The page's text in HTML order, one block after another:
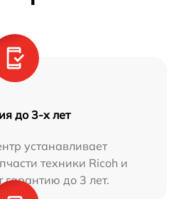
до 3-х лет
устанавливает
техники Ricoh и
гарантию до 3 лет.